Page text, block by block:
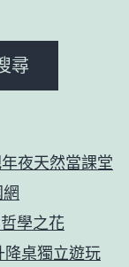
尋
夜天然當課堂
學之花
降桌獨立遊玩